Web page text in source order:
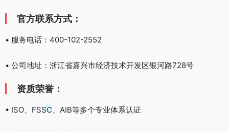
官方联系方式：
• 服务电话：400-102-2552
• 公司地址：浙江省嘉兴市经济技术开发区银河路728号
资质荣誉：
• ISO、FSSC、AIB等多个专业体系认证